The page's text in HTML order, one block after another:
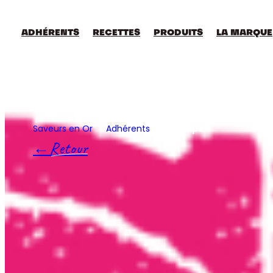
contenu
ADHÉRENTS RECETTES PRODUITS LA MARQUE
Saveurs en Or Adhérents So Chips
Retour